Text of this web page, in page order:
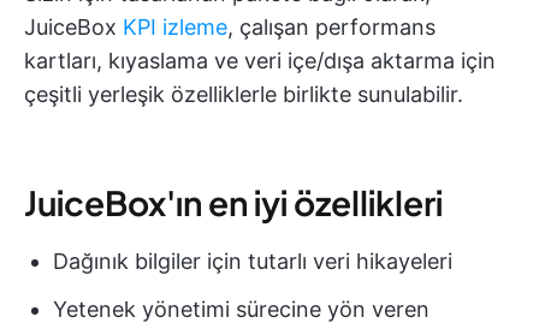
JuiceBox KPI izleme, çalışan performans
kartları, kıyaslama ve veri içe/dışa aktarma için
çeşitli yerleşik özelliklerle birlikte sunulabilir.
JuiceBox'ın en iyi özellikleri
Dağınık bilgiler için tutarlı veri hikayeleri
Yetenek yönetimi sürecine yön veren